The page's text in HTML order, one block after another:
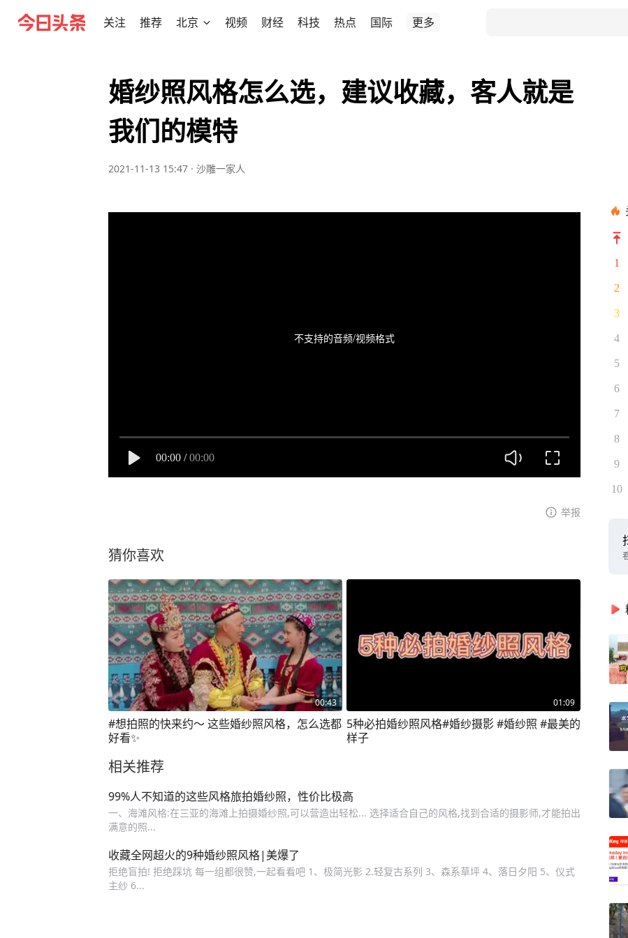
关注 推荐 北京 视频 财经 科技 热点 国际 更多
婚纱照风格怎么选，建议收藏，客人就是
我们的模特
2021-11-13 15:47 · 沙雕一家人
不支持的音频/视频格式
00:00 / 00:00
举报
猜你喜欢
00:43
#想拍照的快来约～ 这些婚纱照风格，怎么选都
好看✨
01:09
5种必拍婚纱照风格#婚纱摄影 #婚纱照 #最美的
样子
相关推荐
99%人不知道的这些风格旅拍婚纱照，性价比极高
一、海滩风格:在三亚的海滩上拍摄婚纱照,可以营造出轻松... 选择适合自己的风格,找到合适的摄影师,才能拍出
满意的照...
收藏全网超火的9种婚纱照风格|美爆了
拒绝盲拍! 拒绝踩坑 每一组都很赞,一起看看吧 1、极简光影 2.轻复古系列 3、森系草坪 4、落日夕阳 5、仪式
主纱 6...
1
2
3
4
5
6
7
8
9
10